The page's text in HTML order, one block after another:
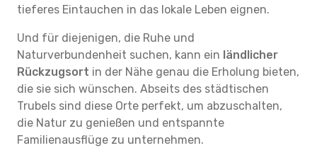
tieferes Eintauchen in das lokale Leben eignen.
Und für diejenigen, die Ruhe und
Naturverbundenheit suchen, kann ein ländlicher
Rückzugsort in der Nähe genau die Erholung bieten,
die sie sich wünschen. Abseits des städtischen
Trubels sind diese Orte perfekt, um abzuschalten,
die Natur zu genießen und entspannte
Familienausflüge zu unternehmen.